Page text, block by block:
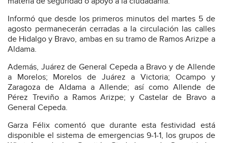
Informó que desde los primeros minutos del martes 5 de
agosto permanecerán cerradas a la circulación las calles
de Hidalgo y Bravo, ambas en su tramo de Ramos Arizpe a
Aldama.
Además, Juárez de General Cepeda a Bravo y de Allende
a Morelos; Morelos de Juárez a Victoria; Ocampo y
Zaragoza de Aldama a Allende; así como Allende de
Pérez Treviño a Ramos Arizpe; y Castelar de Bravo a
General Cepeda.
Garza Félix comentó que durante esta festividad está
disponible el sistema de emergencias 9-1-1, los grupos de